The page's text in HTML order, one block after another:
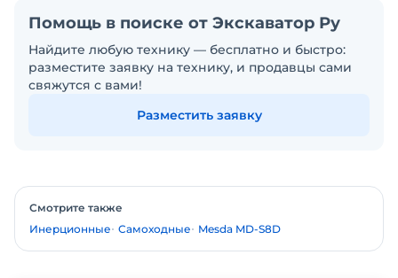
Помощь в поиске от Экскаватор Ру
Найдите любую технику — бесплатно и быстро:
разместите заявку на технику, и продавцы сами
свяжутся с вами!
Разместить заявку
Смотрите также
Инерционные Самоходные Mesda MD-S8D